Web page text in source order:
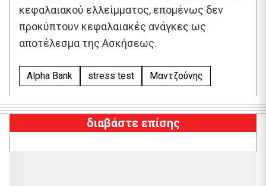
κεφαλαιακού ελλείμματος, επομένως δεν
προκύπτουν κεφαλαιακές ανάγκες ως
αποτέλεσμα της Ασκήσεως.
Alpha Bank stress test Μαντζούνης
διαβάστε επίσης